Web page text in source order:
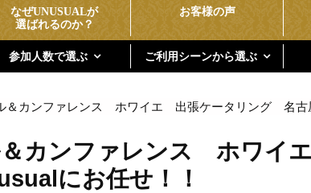
なぜUNUSUALが
選ばれるのか？
お客様の声
参加人数で選ぶ ご利用シーンから選ぶ
カンファレンス ホワイエ 出張ケータリング 名古
カンファレンス ホワイ
にお任せ！！